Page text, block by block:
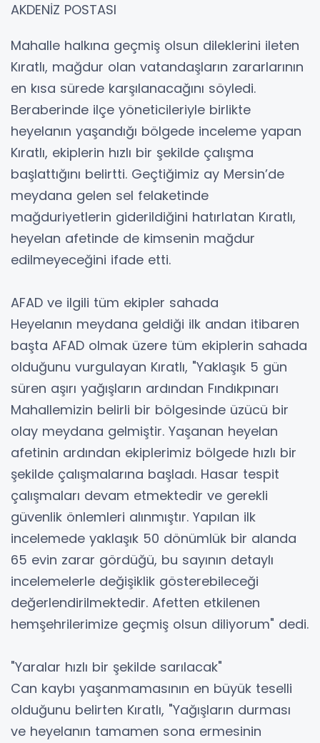
AKDENİZ POSTASI
Mahalle halkına geçmiş olsun dileklerini ileten
Kıratlı, mağdur olan vatandaşların zararlarının
en kısa sürede karşılanacağını söyledi.
Beraberinde ilçe yöneticileriyle birlikte
heyelanın yaşandığı bölgede inceleme yapan
Kıratlı, ekiplerin hızlı bir şekilde çalışma
başlattığını belirtti. Geçtiğimiz ay Mersin’de
meydana gelen sel felaketinde
mağduriyetlerin giderildiğini hatırlatan Kıratlı,
heyelan afetinde de kimsenin mağdur
edilmeyeceğini ifade etti.
AFAD ve ilgili tüm ekipler sahada
Heyelanın meydana geldiği ilk andan itibaren
başta AFAD olmak üzere tüm ekiplerin sahada
olduğunu vurgulayan Kıratlı, "Yaklaşık 5 gün
süren aşırı yağışların ardından Fındıkpınarı
Mahallemizin belirli bir bölgesinde üzücü bir
olay meydana gelmiştir. Yaşanan heyelan
afetinin ardından ekiplerimiz bölgede hızlı bir
şekilde çalışmalarına başladı. Hasar tespit
çalışmaları devam etmektedir ve gerekli
güvenlik önlemleri alınmıştır. Yapılan ilk
incelemede yaklaşık 50 dönümlük bir alanda
65 evin zarar gördüğü, bu sayının detaylı
incelemelerle değişiklik gösterebileceği
değerlendirilmektedir. Afetten etkilenen
hemşehrilerimize geçmiş olsun diliyorum" dedi.
"Yaralar hızlı bir şekilde sarılacak"
Can kaybı yaşanmamasının en büyük teselli
olduğunu belirten Kıratlı, "Yağışların durması
ve heyelanın tamamen sona ermesinin